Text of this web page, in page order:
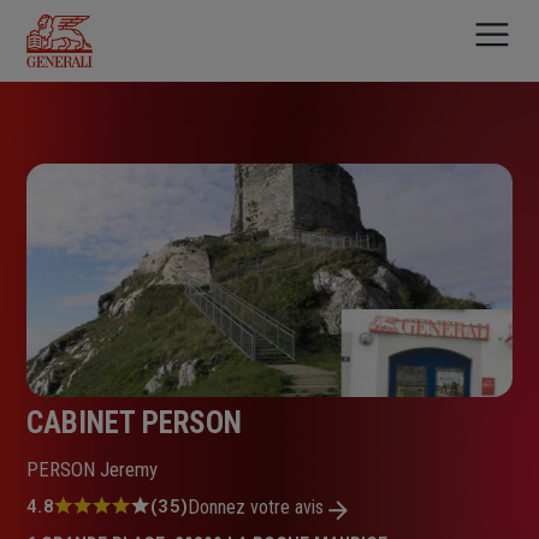
contenu
principal
CABINET PERSON
PERSON Jeremy
Note
4.8 (35)Donnez votre avis